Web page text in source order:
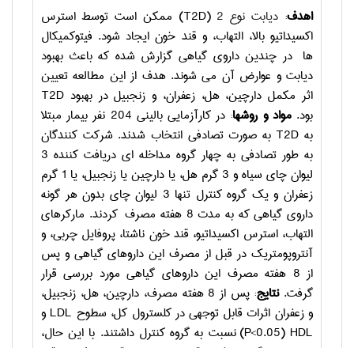
اهدف: دیابت نوع 2 (
T2D) ممکن است توسط استرس
اکسیداتیو بالا، التهاب، و قند خون ایجاد شود. فیتوکمیکال
ها در چندین داروی گیاهی گزارش شده که باعث بهبود
دیابت و عوارض آن می شوند. هدف از این مطالعه تعیین
اثر مکمل دارچین، هل، زعفران، و زنجبیل در بهبود T2D
بود.مواد و روشها
: در کارآزمایی بالینی 204 نفر بیمار مبتلا
به T2D به صورت تصادفی انتخاب شدند. شرکت کنندگان
به طور تصادفی به چهار گروه مداخله ای دریافت کننده 3
لیوان چای سیاه و 3 گرم هل، یا دارچین یا زنجبیل، یا 1 گرم
زعفران و یک گروه کنترل تنها 3 لیوان چای بدون هر گونه
داروی گیاهی که به مدت 8 هفته مصرف کردند. مارکرهای
التهاب، استرس اکسیداتیو، قند خون ناشتا، پروفایل چربی، و
آنتروپومتریک در قبل از مصرف این داروهای گیاهی و پس
از 8 هفته مصرف این داروهای گیاهی مورد بررسی قرار
گرفت.نتایج
: پس از 8 هفته مصرف، دارچین، هل، زنجبیل،
و زعفران اثرات قابل توجهی در کلسترول کل، سطوح LDL و
HDL
(P<0.05)نسبت به گروه کنترل داشتند. با این حال،